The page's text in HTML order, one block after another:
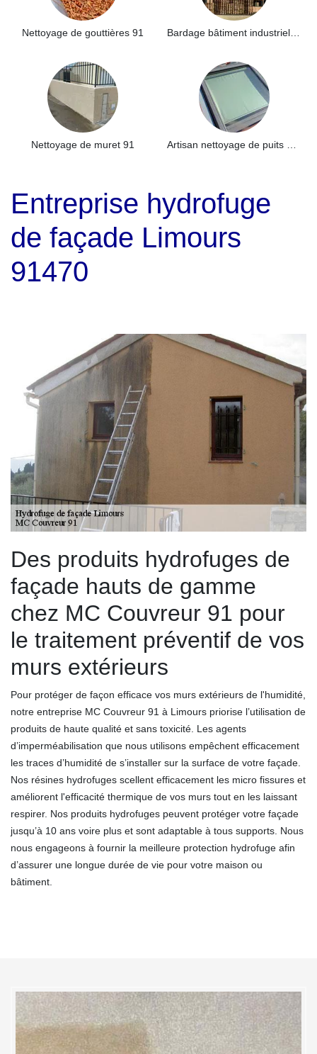
Nettoyage de gouttières 91
Nettoyage de muret 91
Entreprise hydrofuge
de façade Limours
91470
Des produits hydrofuges de
façade hauts de gamme
chez MC Couvreur 91 pour
le traitement préventif de vos
murs extérieurs
Pour protéger de façon efficace vos murs extérieurs de l'humidité,
notre entreprise MC Couvreur 91 à Limours priorise l’utilisation de
produits de haute qualité et sans toxicité. Les agents
d’imperméabilisation que nous utilisons empêchent efficacement
les traces d’humidité de s’installer sur la surface de votre façade.
Nos résines hydrofuges scellent efficacement les micro fissures et
améliorent l'efficacité thermique de vos murs tout en les laissant
respirer. Nos produits hydrofuges peuvent protéger votre façade
jusqu’à 10 ans voire plus et sont adaptable à tous supports. Nous
nous engageons à fournir la meilleure protection hydrofuge afin
d’assurer une longue durée de vie pour votre maison ou
bâtiment.